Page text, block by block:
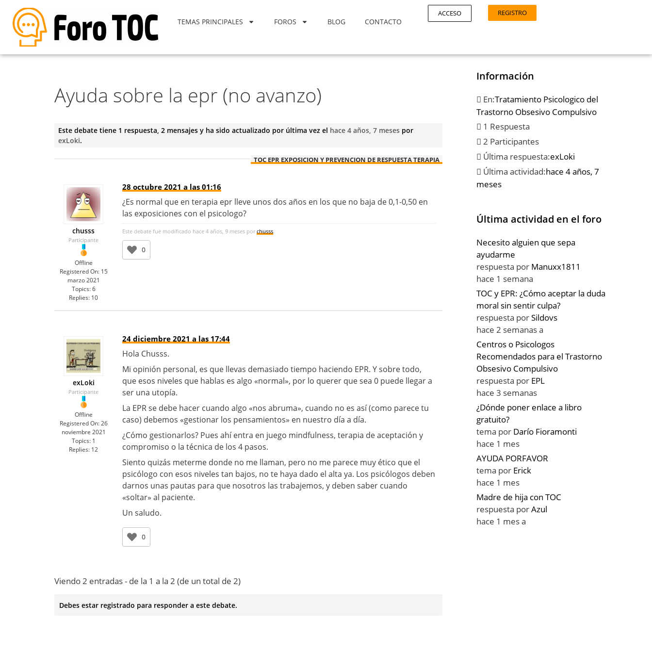
TEMAS PRINCIPALES FOROS BLOG CONTACTO
ACCESO REGISTRO
Ayuda sobre la epr (no avanzo)
Este debate tiene 1 respuesta, 2 mensajes y ha sido actualizado por última vez el hace 4 años, 7 meses por
exLoki.
TOC EPR EXPOSICION Y PREVENCION DE RESPUESTA TERAPIA
chusss
Participante
Offline
Registered On: 15
marzo 2021
Topics: 6
Replies: 10
28 octubre 2021 a las 01:16
¿Es normal que en terapia epr lleve unos dos años en los que no baja de 0,1-0,50 en
las exposiciones con el psicologo?
Este debate fue modificado hace 4 años, 9 meses por chusss.
0
exLoki
Participante
Offline
Registered On: 26
noviembre 2021
Topics: 1
Replies: 12
24 diciembre 2021 a las 17:44
Hola Chusss.
Mi opinión personal, es que llevas demasiado tiempo haciendo EPR. Y sobre todo,
que esos niveles que hablas es algo «normal», por lo querer que sea 0 puede llegar a
ser una utopía.
La EPR se debe hacer cuando algo «nos abruma», cuando no es así (como parece tu
caso) debemos «gestionar los pensamientos» en nuestro día a día.
¿Cómo gestionarlos? Pues ahí entra en juego mindfulness, terapia de aceptación y
compromiso o la técnica de los 4 pasos.
Siento quizás meterme donde no me llaman, pero no me parece muy ético que el
psicólogo con esos niveles tan bajos, no te haya dado el alta ya. Los psicólogos deben
darnos unas pautas para que nosotros las trabajemos, y deben saber cuando
«soltar» al paciente.
Un saludo.
0
Viendo 2 entradas - de la 1 a la 2 (de un total de 2)
Debes estar registrado para responder a este debate.
Información
En:Tratamiento Psicologico del
Trastorno Obsesivo Compulsivo
1 Respuesta
2 Participantes
Última respuesta:exLoki
Última actividad:hace 4 años, 7
meses
Última actividad en el foro
Necesito alguien que sepa
ayudarme
respuesta por Manuxx1811
hace 1 semana
TOC y EPR: ¿Cómo aceptar la duda
moral sin sentir culpa?
respuesta porSildovs
hace 2 semanas a
Centros o Psicologos
Recomendados para el Trastorno
Obsesivo Compulsivo
respuesta por EPL
hace 3 semanas
¿Dónde poner enlace a libro
gratuito?
tema por Darío Fioramonti
hace 1 mes
AYUDA PORFAVOR
tema por Erick
hace 1 mes
Madre de hija con TOC
respuesta porAzul
hace 1 mes a